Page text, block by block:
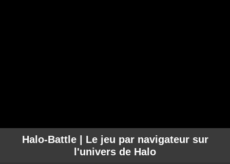
Halo-Battle | Le jeu par navigateur sur
l'univers de Halo